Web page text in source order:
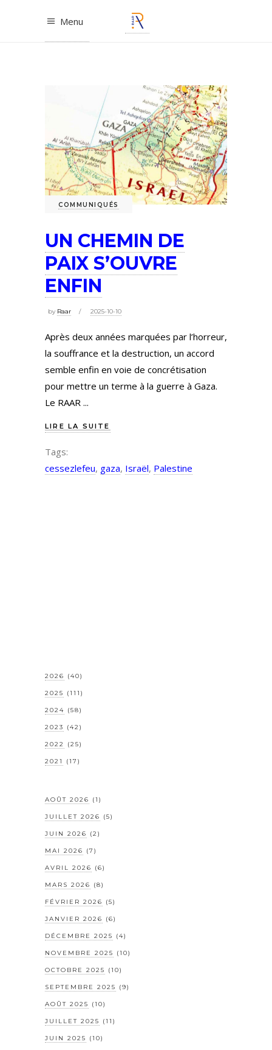
Menu
COMMUNIQUÉS
UN CHEMIN DE
PAIX S’OUVRE
ENFIN
by Raar 2025-10-10
Après deux années marquées par l’horreur,
la souffrance et la destruction, un accord
semble enfin en voie de concrétisation
pour mettre un terme à la guerre à Gaza.
Le RAAR
LIRE LA SUITE
Tags:
cessezlefeu, gaza, Israël, Palestine
2026 (40)
2025 (111)
2024 (58)
2023 (42)
2022 (25)
2021 (17)
AOÛT 2026 (1)
JUILLET 2026 (5)
JUIN 2026 (2)
MAI 2026 (7)
AVRIL 2026 (6)
MARS 2026 (8)
FÉVRIER 2026 (5)
JANVIER 2026 (6)
DÉCEMBRE 2025 (4)
NOVEMBRE 2025 (10)
OCTOBRE 2025 (10)
SEPTEMBRE 2025 (9)
AOÛT 2025 (10)
JUILLET 2025 (11)
JUIN 2025 (10)